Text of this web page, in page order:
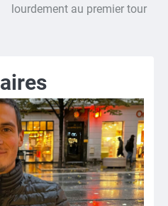
lourdement au premier tour